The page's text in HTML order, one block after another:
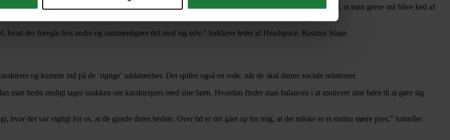
who may receive and process your information.
billede af virkeligheden, kan forestillingen være svær at give slip på. Og det kan være svært at acceptere, at man gerne må blive ked af
der foregår hos andre og sammenligner det med sig selv,” forklarer leder af Headspace, Rasmus Stage.
og komme ind på de ‘rigtige’ uddannelser. Det spiller også en rolle, når de skal danne sociale relationer.
man bedst muligt tager snakken om karakterpres med sine børn. Hvordan finder man balancen i at motivere sine børn til at gøre sig
hvor det var vigtigt for os, at de gjorde deres bedste. Over tid er det gået op for mig, at det måske er et endnu større pres,” fortæller